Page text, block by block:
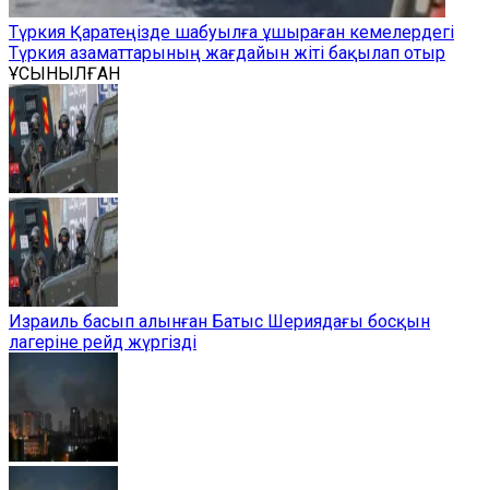
Түркия Қаратеңізде шабуылға ұшыраған кемелердегі
Түркия азаматтарының жағдайын жіті бақылап отыр
ҰСЫНЫЛҒАН
Израиль басып алынған Батыс Шериядағы босқын
лагеріне рейд жүргізді